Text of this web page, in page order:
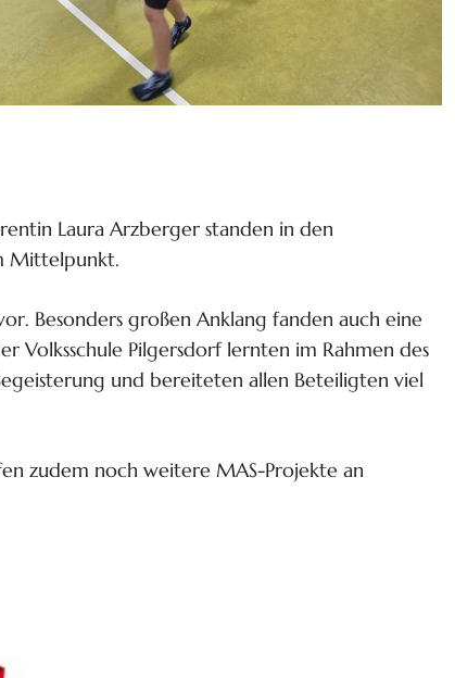
Laura Arzberger standen in den
Mittelpunkt.
Besonders großen Anklang fanden auch eine
Volksschule Pilgersdorf lernten im Rahmen des
und bereiteten allen Beteiligten viel
zudem noch weitere MAS-Projekte an